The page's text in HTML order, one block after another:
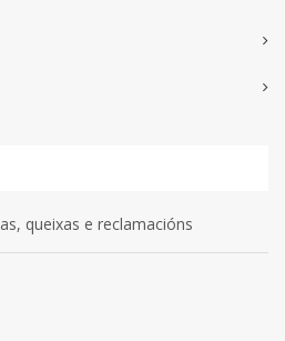
queixas e reclamacións